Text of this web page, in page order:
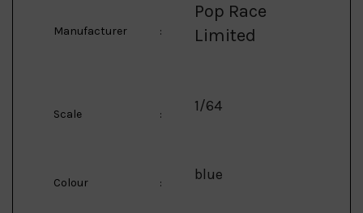
Manufacturer :
Pop Race
Limited
Scale : 1/64
Colour : blue